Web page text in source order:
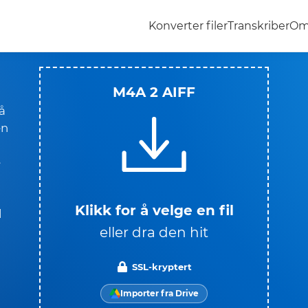
Konverter filerTranskriber
M4A 2 AIFF
Klikk for å velge en fil
eller dra den hit
SSL-kryptert
Importer fra Drive